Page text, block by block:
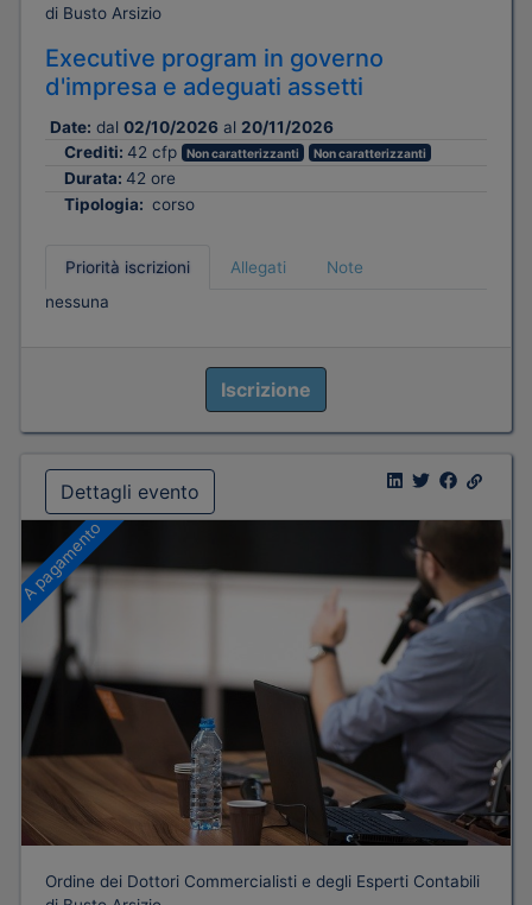
di Busto Arsizio
Executive program in governo
d'impresa e adeguati assetti
Date: dal 02/10/2026 al 20/11/2026
Crediti: 42 cfp Non caratterizzanti Non caratterizzanti
Durata: 42 ore
Tipologia: corso
Priorità iscrizioni Allegati
Note
nessuna
Iscrizione
Dettagli evento
A pagamento
Ordine dei Dottori Commercialisti e degli Esperti Contabili